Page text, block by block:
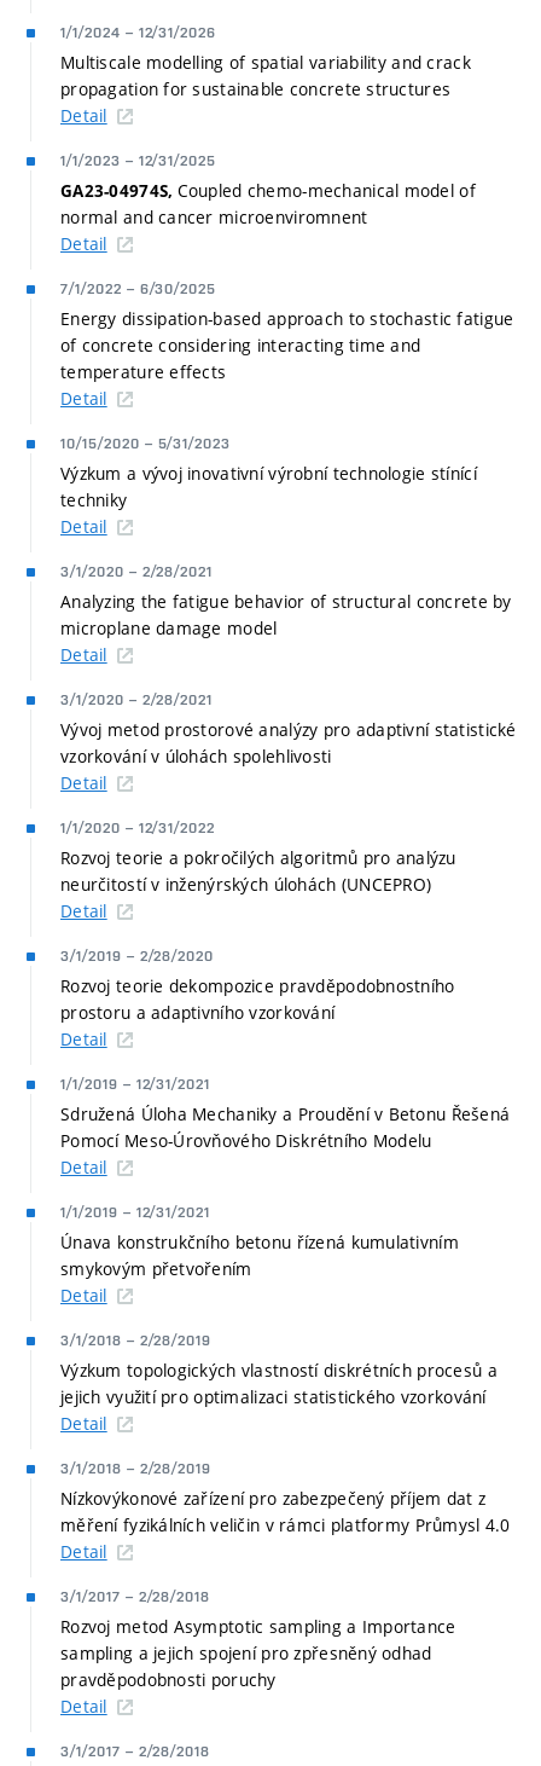
1/1/2024 – 12/31/2026
Multiscale modelling of spatial variability and crack
propagation for sustainable concrete structures
Detail
1/1/2023 – 12/31/2025
GA23-04974S, Coupled chemo-mechanical model of
normal and cancer microenviromnent
Detail
7/1/2022 – 6/30/2025
Energy dissipation-based approach to stochastic fatigue
of concrete considering interacting time and
temperature effects
Detail
10/15/2020 – 5/31/2023
Výzkum a vývoj inovativní výrobní technologie stínící
techniky
Detail
3/1/2020 – 2/28/2021
Analyzing the fatigue behavior of structural concrete by
microplane damage model
Detail
3/1/2020 – 2/28/2021
Vývoj metod prostorové analýzy pro adaptivní statistické
vzorkování v úlohách spolehlivosti
Detail
1/1/2020 – 12/31/2022
Rozvoj teorie a pokročilých algoritmů pro analýzu
neurčitostí v inženýrských úlohách (UNCEPRO)
Detail
3/1/2019 – 2/28/2020
Rozvoj teorie dekompozice pravděpodobnostního
prostoru a adaptivního vzorkování
Detail
1/1/2019 – 12/31/2021
Sdružená Úloha Mechaniky a Proudění v Betonu Řešená
Pomocí Meso-Úrovňového Diskrétního Modelu
Detail
1/1/2019 – 12/31/2021
Únava konstrukčního betonu řízená kumulativním
smykovým přetvořením
Detail
3/1/2018 – 2/28/2019
Výzkum topologických vlastností diskrétních procesů a
jejich využití pro optimalizaci statistického vzorkování
Detail
3/1/2018 – 2/28/2019
Nízkovýkonové zařízení pro zabezpečený příjem dat z
měření fyzikálních veličin v rámci platformy Průmysl 4.0
Detail
3/1/2017 – 2/28/2018
Rozvoj metod Asymptotic sampling a Importance
sampling a jejich spojení pro zpřesněný odhad
pravděpodobnosti poruchy
Detail
3/1/2017 – 2/28/2018